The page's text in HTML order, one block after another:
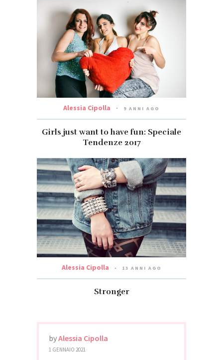
Alessia Cipolla 9 ANNI AGO
Girls just want to have fun: Speciale
Tendenze 2017
Alessia Cipolla 13 ANNI AGO
Stronger
byAlessia Cipolla
1 GENNAIO 2021